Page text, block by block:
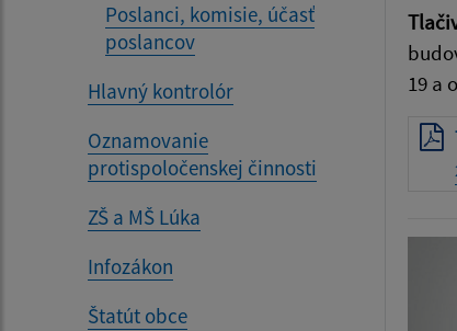
Poslanci, komisie, účasť
poslancov
Hlavný kontrolór
Oznamovanie
protispoločenskej činnosti
ZŠ a MŠ Lúka
Infozákon
Štatút obce
19 a